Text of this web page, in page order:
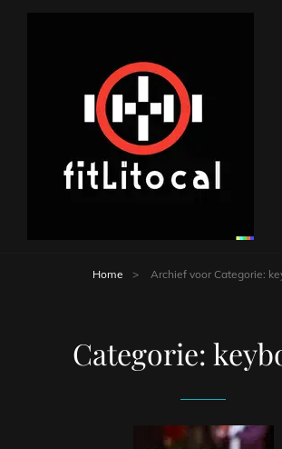
Home > Archief voor Categorie:
Categorie: